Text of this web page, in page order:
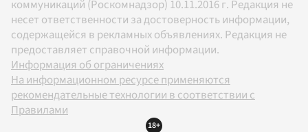
коммуникаций (Роскомнадзор) 10.11.2016 г. Редакция не
несет ответственности за достоверность информации,
содержащейся в рекламных объявлениях. Редакция не
предоставляет справочной информации.
Информация об ограничениях
На информационном ресурсе применяются
рекомендательные технологии в соответствии с
Правилами
18+